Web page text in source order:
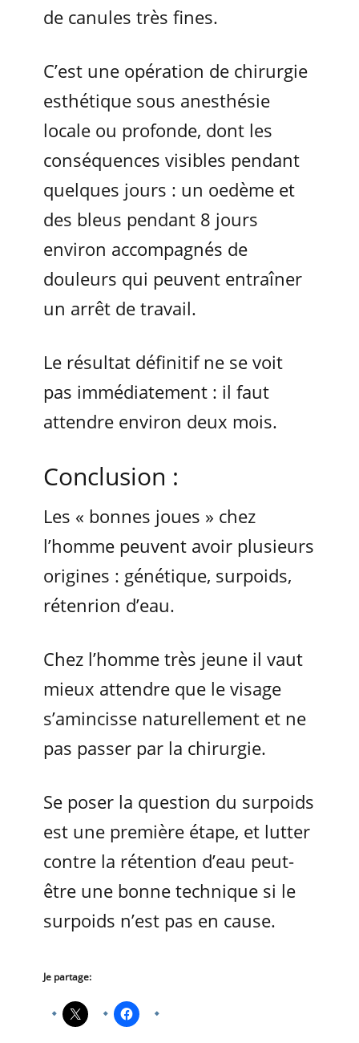
de canules très fines.
C’est une opération de chirurgie
esthétique sous anesthésie
locale ou profonde, dont les
conséquences visibles pendant
quelques jours : un oedème et
des bleus pendant 8 jours
environ accompagnés de
douleurs qui peuvent entraîner
un arrêt de travail.
Le résultat définitif ne se voit
pas immédiatement : il faut
attendre environ deux mois.
Conclusion :
Les « bonnes joues » chez
l’homme peuvent avoir plusieurs
origines : génétique, surpoids,
rétenrion d’eau.
Chez l’homme très jeune il vaut
mieux attendre que le visage
s’amincisse naturellement et ne
pas passer par la chirurgie.
Se poser la question du surpoids
est une première étape, et lutter
contre la rétention d’eau peut-
être une bonne technique si le
surpoids n’est pas en cause.
Je partage: